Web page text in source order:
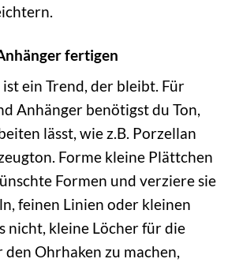
fertigen
ist ein Trend, der bleibt. Für
Anhänger benötigst du Ton,
lässt, wie z.B. Porzellan
Forme kleine Plättchen
Formen und verziere sie
feinen Linien oder kleinen
nicht, kleine Löcher für die
den Ohrhaken zu machen,